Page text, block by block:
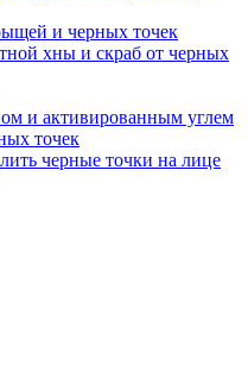
и черных точек
хны и скраб от черных
и активированным углем
точек
черные точки на лице